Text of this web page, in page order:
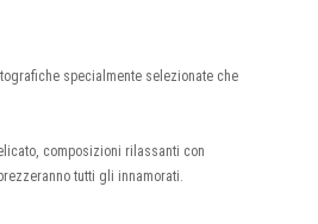
specialmente selezionate che
composizioni rilassanti con
tutti gli innamorati.